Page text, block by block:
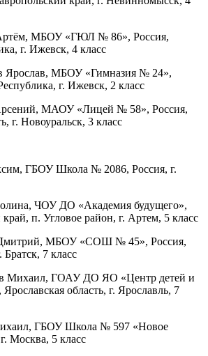
МБОУ «ГЮЛ № 86», Россия,
г. Ижевск, 4 класс
Ярослав, МБОУ «Гимназия № 24»,
г. Ижевск, 2 класс
МАОУ «Лицей № 58», Россия,
г. Новоуральск, 3 класс
ГБОУ Школа № 2086, Россия, г.
ЧОУ ДО «Академия будущего»,
п. Угловое район, г. Артем, 5 класс
МБОУ «СОШ № 45», Россия,
Братск, 7 класс
Михаил, ГОАУ ДО ЯО «Центр детей и
область, г. Ярославль, 7
ГБОУ Школа № 597 «Новое
Москва, 5 класс